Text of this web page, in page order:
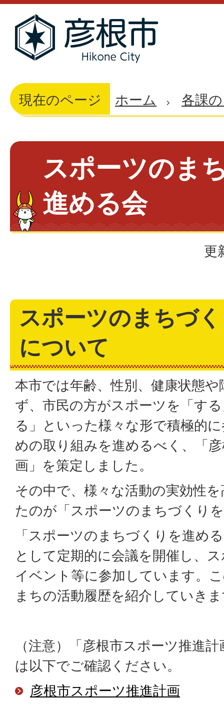
現在のページ ホーム 各課
スポーツのま
進める会
更
スポーツのまちづ
について
本市では年齢、性別、健康状態
ず、市民の方がスポーツを「す
る」といった様々な形で積極的
めの取り組みを進めるべく、「
画」を策定しました。
その中で、様々な活動の実効性
たのが「スポーツのまちづくり
「スポーツのまちづくりを進め
として定期的に会議を開催し、
イベント等に参加しています。
まちの活動履歴を紹介していき
（注意）「彦根市スポーツ推進
は以下でご確認ください。
彦根市スポーツ推進計画